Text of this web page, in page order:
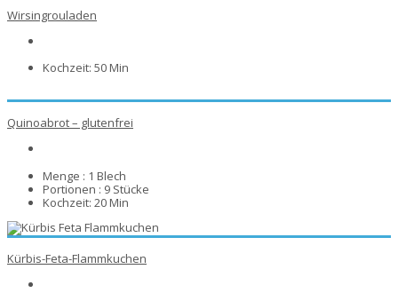
Wirsingrouladen
Kochzeit: 50 Min
Quinoabrot – glutenfrei
Menge : 1 Blech
Portionen : 9 Stücke
Kochzeit: 20 Min
Kürbis-Feta-Flammkuchen